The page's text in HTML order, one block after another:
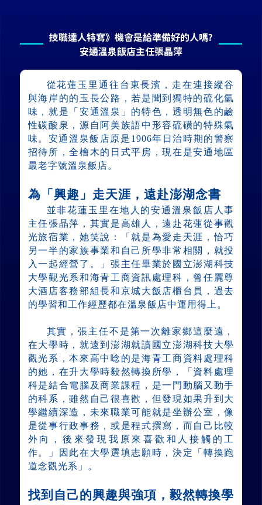
技職達人特寫》機會是給準備好的人嗎?
安通溫泉飯店主任張晶萍
從花蓮玉里通往台東長濱，走在連接縱谷
與海岸的的玉長公路，若是聞到獨特的硫化氫
味，就是「安通溫泉」的特色，透明無色的鹼
性碳酸泉，源自阿美族語中形容硫磺的特殊氣
味。安通溫泉飯店原是1906年日治時期的警察
招待所，全檜木的日式平房，現在是安通地區
最老字號溫泉飯店。
為「興趣」走天涯，遠赴澎湖念書
並非花蓮玉里在地人的安通溫泉飯店人事
主任張晶萍，其實是高雄人，遠赴花蓮從事觀
光旅宿業，她笑說：「就是為愛走天涯，恰巧
另一半的家族事業和自己所學非常相關，就投
入一起經營了。」張主任畢業於國立澎湖科技
大學觀光系和海青工商資訊處理科，曾任麗尊
大酒店客務部組長和京城大飯店櫃台員，過去
的學習和工作經歷都在溫泉飯店中運用得上。
其實，張主任不是第一次離家鄉這麼遠，
在大學時，就遠到澎湖就讀國立澎湖科技大學
觀光系，本來高中唸的是海青工商資料處理科
的她，在升大學時毅然轉換所學，「資料處理
科是結合電腦及商業課程，是一門動腦又動手
的科系，雖然自己很喜歡，但發現如果升到大
學繼續深造，未來職業可能就是坐辦公室，像
是從事行政事務，或是程式撰寫，而自己比較
外向，後來發現我原來喜歡和人接觸的工
作。」因此在大學選填志願時，決定「轉換跑
道念觀光系」。
找到自己的興趣與強項，毅然轉換學